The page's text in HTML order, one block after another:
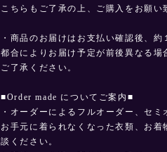
こちらもご了承の上、ご購入をお願い
・商品のお届けはお支払い確認後、約
都合によりお届け予定が前後異なる場
ご了承ください。
■Order made についてご案内■
・オーダーによるフルオーダー、セミ
お手元に着られなくなった衣類、お
談ください。